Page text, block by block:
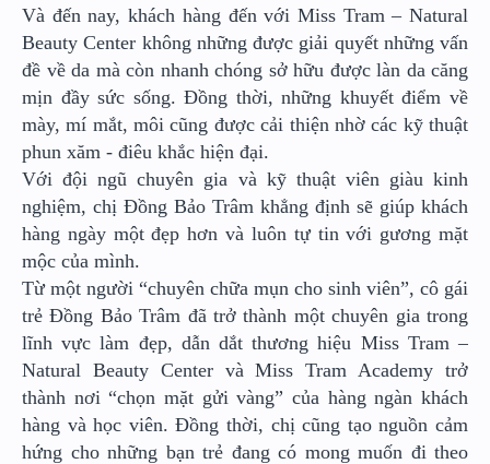
Và đến nay, khách hàng đến với Miss Tram – Natural
Beauty Center không những được giải quyết những vấn
đề về da mà còn nhanh chóng sở hữu được làn da căng
mịn đầy sức sống. Đồng thời, những khuyết điểm về
mày, mí mắt, môi cũng được cải thiện nhờ các kỹ thuật
phun xăm - điêu khắc hiện đại.
Với đội ngũ chuyên gia và kỹ thuật viên giàu kinh
nghiệm, chị Đồng Bảo Trâm khẳng định sẽ giúp khách
hàng ngày một đẹp hơn và luôn tự tin với gương mặt
mộc của mình.
Từ một người “chuyên chữa mụn cho sinh viên”, cô gái
trẻ Đồng Bảo Trâm đã trở thành một chuyên gia trong
lĩnh vực làm đẹp, dẫn dắt thương hiệu Miss Tram –
Natural Beauty Center và Miss Tram Academy trở
thành nơi “chọn mặt gửi vàng” của hàng ngàn khách
hàng và học viên. Đồng thời, chị cũng tạo nguồn cảm
hứng cho những bạn trẻ đang có mong muốn đi theo